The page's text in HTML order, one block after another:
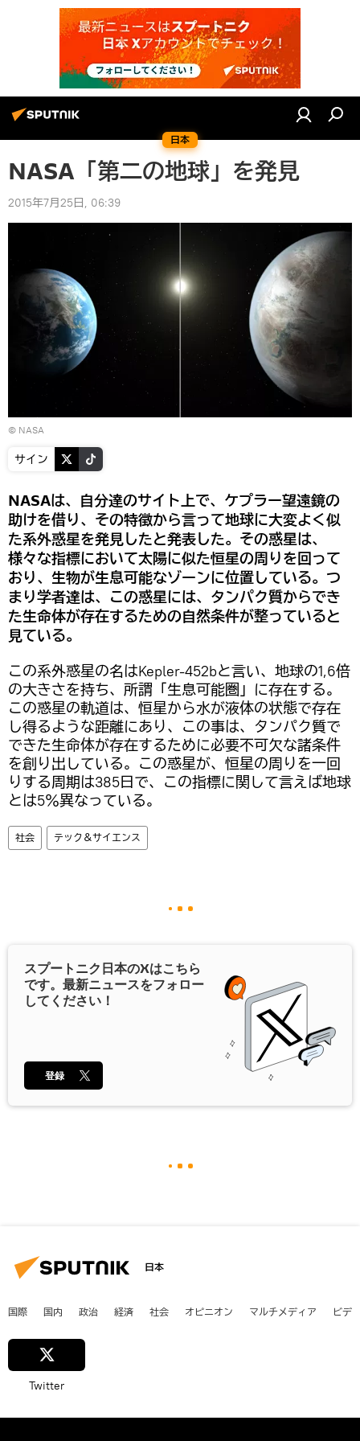
日本
NASA「第二の地球」を発見
2015年7月25日, 06:39
© NASA
サイン
NASAは、自分達のサイト上で、ケプラー望遠鏡の
助けを借り、その特徴から言って地球に大変よく似
た系外惑星を発見したと発表した。その惑星は、
様々な指標において太陽に似た恒星の周りを回って
おり、生物が生息可能なゾーンに位置している。つ
まり学者達は、この惑星には、タンパク質からでき
た生命体が存在するための自然条件が整っていると
見ている。
この系外惑星の名はKepler-452bと言い、地球の1,6倍
の大きさを持ち、所謂「生息可能圏」に存在する。
この惑星の軌道は、恒星から水が液体の状態で存在
し得るような距離にあり、この事は、タンパク質で
できた生命体が存在するために必要不可欠な諸条件
を創り出している。この惑星が、恒星の周りを一回
りする周期は385日で、この指標に関して言えば地球
とは5％異なっている。
社会 テック＆サイエンス
スプートニク日本のXはこちら
です。最新ニュースをフォロー
してください！
登録
日本
国際 国内 政治 経済 社会 オピニオン マルチメディア ビデ
Twitter